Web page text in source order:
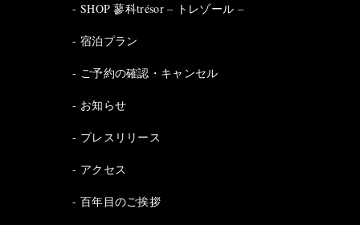
SHOP 蓼科trésor – トレゾール –
宿泊プラン
ご予約の確認・キャンセル
お知らせ
プレスリリース
アクセス
百年目のご挨拶